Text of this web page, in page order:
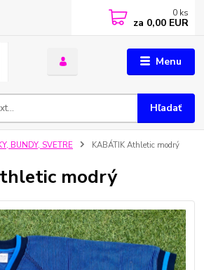
Menu
Hľadať
0 ks
za 0,00 EUR
BUNDY, SVETRE KABÁTIK Athletic modrý
modrý